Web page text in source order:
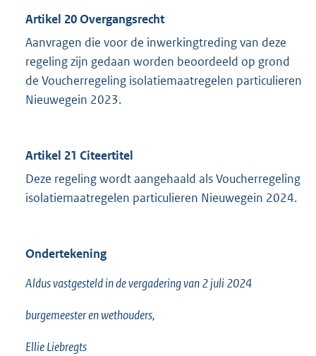
Artikel 20 Overgangsrecht
Aanvragen die voor de inwerkingtreding van deze
regeling zijn gedaan worden beoordeeld op grond
de Voucherregeling isolatiemaatregelen particulieren
Nieuwegein 2023.
Artikel 21 Citeertitel
Deze regeling wordt aangehaald als Voucherregeling
isolatiemaatregelen particulieren Nieuwegein 2024.
Ondertekening
Aldus vastgesteld in de vergadering van 2 juli 2024
burgemeester en wethouders,
Ellie Liebregts